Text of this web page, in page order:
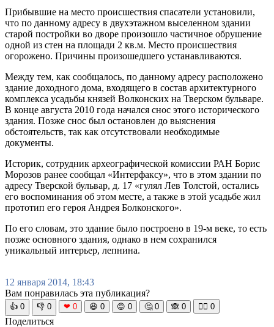
Прибывшие на место происшествия спасатели установили,
что по данному адресу в двухэтажном выселенном здании
старой постройки во дворе произошло частичное обрушение
одной из стен на площади 2 кв.м. Место происшествия
огорожено. Причины произошедшего устанавливаются.
Между тем, как сообщалось, по данному адресу расположено
здание доходного дома, входящего в состав архитектурного
комплекса усадьбы князей Волконских на Тверском бульваре.
В конце августа 2010 года начался снос этого исторического
здания. Позже снос был остановлен до выяснения
обстоятельств, так как отсутствовали необходимые
документы.
Историк, сотрудник археографической комиссии РАН Борис
Морозов ранее сообщал «Интерфаксу», что в этом здании по
адресу Тверской бульвар, д. 17 «гулял Лев Толстой, остались
его воспоминания об этом месте, а также в этой усадьбе жил
прототип его героя Андрея Болконского».
По его словам, это здание было построено в 19-м веке, то есть
позже основного здания, однако в нем сохранился
уникальный интерьер, лепнина.
12 января 2014, 18:43
Вам понравилась эта публикация?
👍 0 👎 0 ❤ 0 😆 0 😡 0 🤔 0 🙈 0 🧘‍♀️ 0
Поделиться